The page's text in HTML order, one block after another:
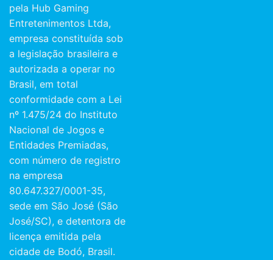
pela Hub Gaming
Entretenimentos Ltda,
empresa constituída sob
a legislação brasileira e
autorizada a operar no
Brasil, em total
conformidade com a Lei
nº 1.475/24 do Instituto
Nacional de Jogos e
Entidades Premiadas,
com número de registro
na empresa
80.647.327/0001-35,
sede em São José (São
José/SC), e detentora de
licença emitida pela
cidade de Bodó, Brasil.